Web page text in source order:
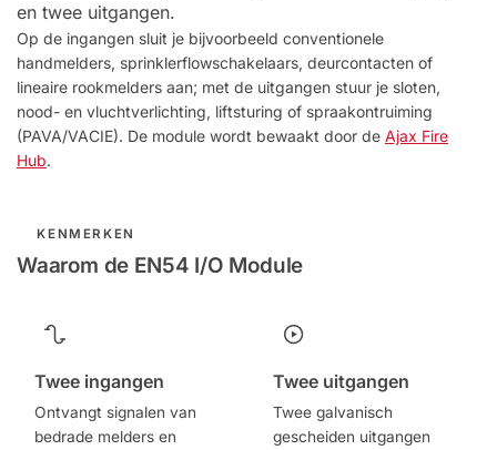
en twee uitgangen.
Op de ingangen sluit je bijvoorbeeld conventionele
handmelders, sprinklerflowschakelaars, deurcontacten of
lineaire rookmelders aan; met de uitgangen stuur je sloten,
nood- en vluchtverlichting, liftsturing of spraakontruiming
(PAVA/VACIE). De module wordt bewaakt door de Ajax Fire
Hub.
KENMERKEN
Waarom de EN54 I/O Module
Twee ingangen
Ontvangt signalen van
bedrade melders en
Twee uitgangen
Twee galvanisch
gescheiden uitgangen